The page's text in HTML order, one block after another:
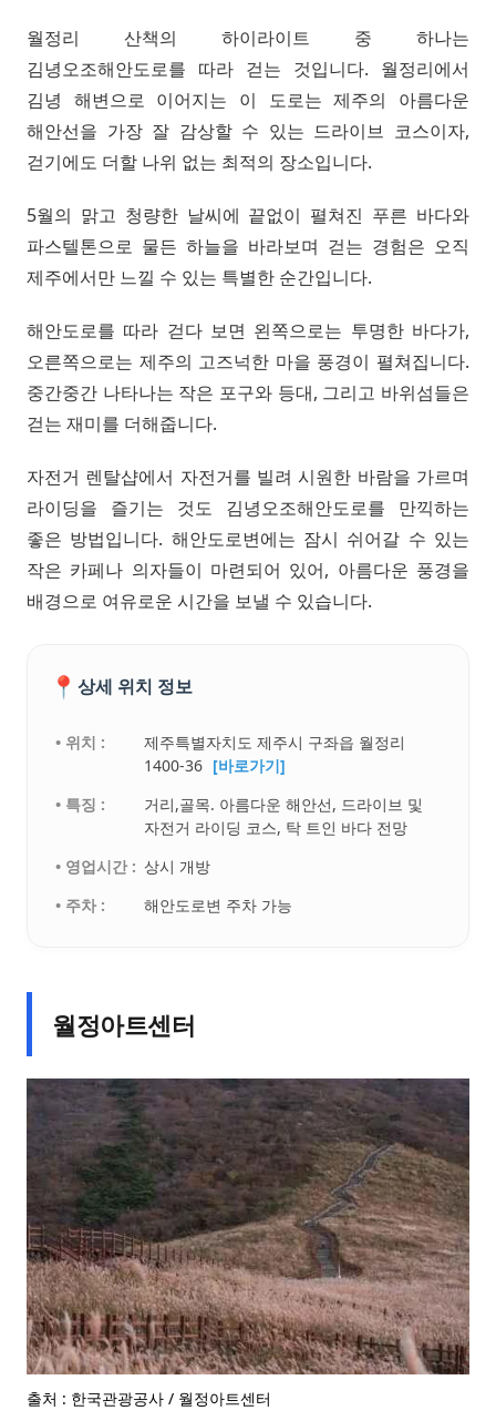
월정리 산책의 하이라이트 중 하나는
김녕오조해안도로를 따라 걷는 것입니다. 월정리에서
김녕 해변으로 이어지는 이 도로는 제주의 아름다운
해안선을 가장 잘 감상할 수 있는 드라이브 코스이자,
걷기에도 더할 나위 없는 최적의 장소입니다.
5월의 맑고 청량한 날씨에 끝없이 펼쳐진 푸른 바다와
파스텔톤으로 물든 하늘을 바라보며 걷는 경험은 오직
제주에서만 느낄 수 있는 특별한 순간입니다.
해안도로를 따라 걷다 보면 왼쪽으로는 투명한 바다가,
오른쪽으로는 제주의 고즈넉한 마을 풍경이 펼쳐집니다.
중간중간 나타나는 작은 포구와 등대, 그리고 바위섬들은
걷는 재미를 더해줍니다.
자전거 렌탈샵에서 자전거를 빌려 시원한 바람을 가르며
라이딩을 즐기는 것도 김녕오조해안도로를 만끽하는
좋은 방법입니다. 해안도로변에는 잠시 쉬어갈 수 있는
작은 카페나 의자들이 마련되어 있어, 아름다운 풍경을
배경으로 여유로운 시간을 보낼 수 있습니다.
📍 상세 위치 정보
• 위치 :
제주특별자치도 제주시 구좌읍 월정리
1400-36 [바로가기]
• 특징 :
거리,골목. 아름다운 해안선, 드라이브 및
자전거 라이딩 코스, 탁 트인 바다 전망
• 영업시간 : 상시 개방
• 주차 :
해안도로변 주차 가능
월정아트센터
출처 : 한국관광공사 / 월정아트센터